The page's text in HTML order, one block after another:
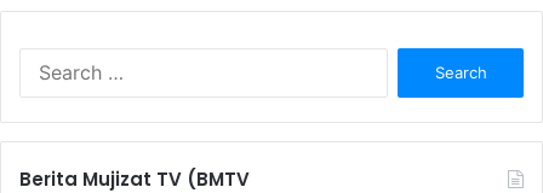
Berita Mujizat TV (BMTV